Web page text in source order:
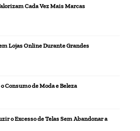
Cada Vez Mais Marcas
Lojas Online Durante Grandes
Consumo de Moda e Beleza
o Excesso de Telas Sem Abandonar a